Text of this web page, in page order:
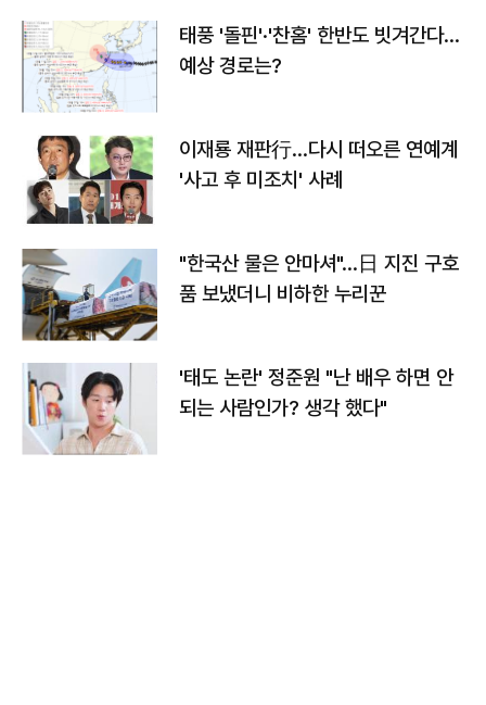
태풍 '돌핀'·'찬홈' 한반도 빗겨간다…
예상 경로는?
이재룡 재판行…다시 떠오른 연예계
'사고 후 미조치' 사례
"한국산 물은 안마셔"…日 지진 구호
품 보냈더니 비하한 누리꾼
'태도 논란' 정준원 "난 배우 하면 안
되는 사람인가? 생각 했다"